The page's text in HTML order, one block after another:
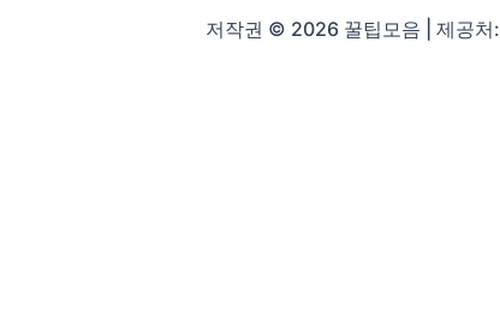
저작권 © 2026 꿀팁모음 | 제공처: